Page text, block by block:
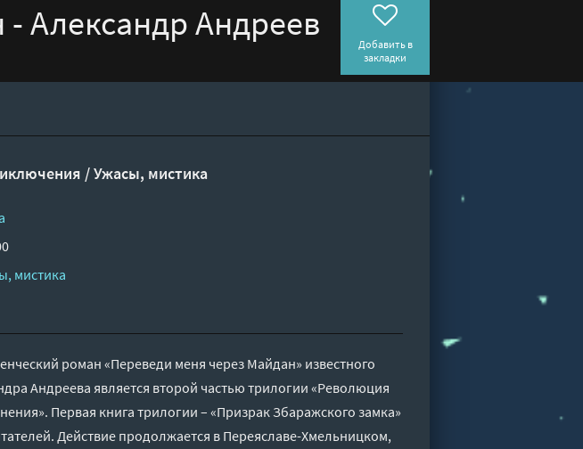
Александр Андреев
Добавить в
закладки
/Ужасы, мистика
мистика
роман «Переведи меня через Майдан» известного
Андреева является второй частью трилогии «Революция
Первая книга трилогии – «Призрак Збаражского замка»
Действие продолжается в Переяславе-Хмельницком,